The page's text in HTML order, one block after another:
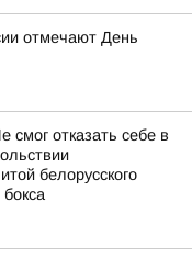
отмечают День
смог отказать себе в
белорусского
бокса